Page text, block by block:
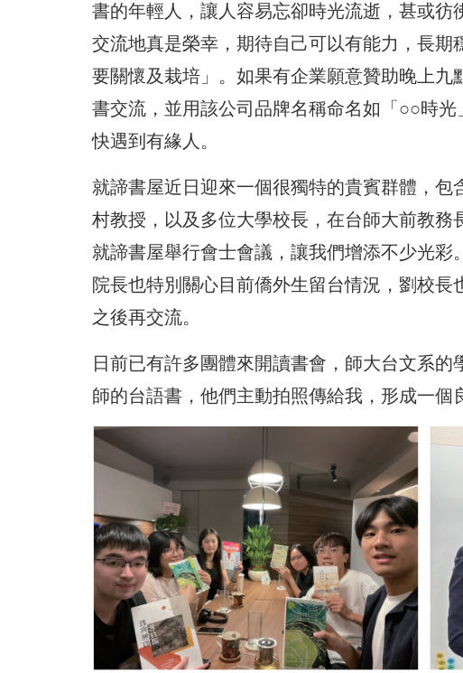
書的年輕人，讓人容易忘卻時光流逝，甚或
交流地真是榮幸，期待自己可以有能力，長
要關懷及栽培」。如果有企業願意贊助晚上
書交流，並用該公司品牌名稱命名如「○○時
快遇到有緣人。
就諦書屋近日迎來一個很獨特的貴賓群體，
村教授，以及多位大學校長，在台師大前教
就諦書屋舉行會士會議，讓我們增添不少光
院長也特別關心目前僑外生留台情況，劉校
之後再交流。
日前已有許多團體來開讀書會，師大台文系
師的台語書，他們主動拍照傳給我，形成一個